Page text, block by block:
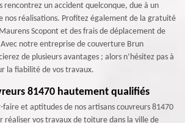
rencontrez un accident quelconque, due à un
nos réalisations. Profitez également de la gratuité
Scopont et des frais de déplacement de
notre entreprise de couverture Brun
de plusieurs avantages ; alors n’hésitez pas à
la fiabilité de vos travaux.
81470 hautement qualifiés
faire et aptitudes de nos artisans couvreurs 81470
réaliser vos travaux de toiture dans la ville de